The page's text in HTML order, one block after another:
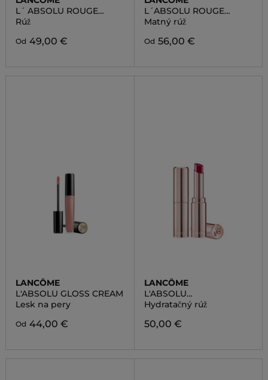
L´ ABSOLU ROUGE
DRAMA INK
Rúž
Od 49,00 €
L´ABSOLU ROUGE
INTIMATTE
Matný rúž
Od 56,00 €
LANCÔME
L'ABSOLU GLOSS CREAM
Lesk na pery
Od 44,00 €
LANCÔME
L'ABSOLU
MADEMOISELLE SHINE
Hydratačný rúž
50,00 €